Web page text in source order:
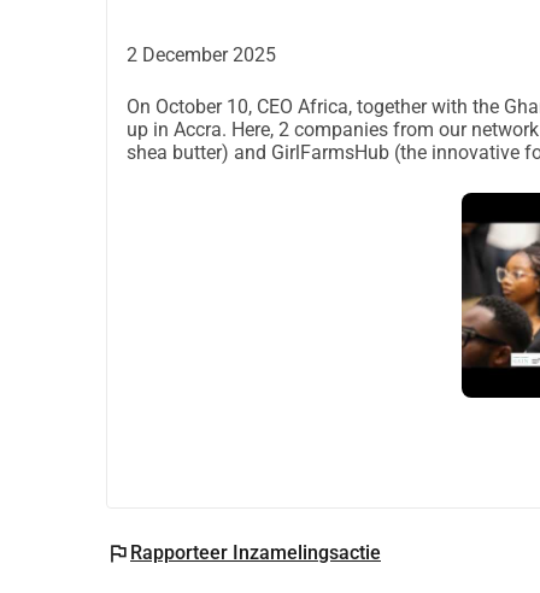
2 December 2025
On October 10, CEO Africa, together with the
up in Accra. Here, 2 companies from our
shea butter) and GirlFarmsHub (the innovative
flag Rapporteer Inzamelingsactie